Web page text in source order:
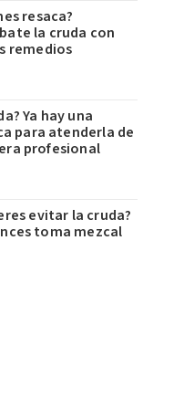
resaca?
la cruda con
remedios
Ya hay una
para atenderla de
profesional
evitar la cruda?
toma mezcal